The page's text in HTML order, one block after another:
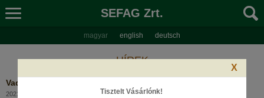
SEFAG Zrt.
magyar english deutsch
HÍREK
Vadászok éjszakája Kaposvár belvárosában
2021. szeptember 10., Péntek
X
Tisztelt Vásárlónk!